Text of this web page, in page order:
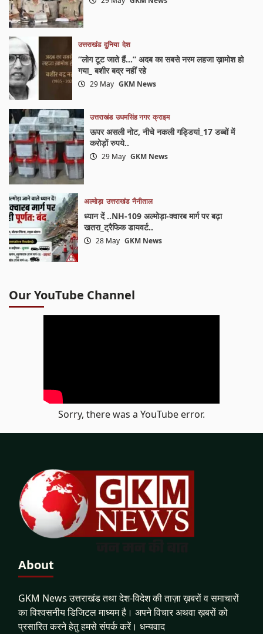
उत्तराखंड दुनिया देश
“लोग टूट जाते हैं…” अदब का सबसे नरम लहजा ख़ामोश हो
गया_ बशीर बद्र नहीं रहे
29 May GKM News
उत्तराखंड उधमसिंह नगर क्राइम
ऊपर असली नोट, नीचे नकली गड्डियां_17 डब्बों में
करोड़ों रुपये..
29 May GKM News
अल्मोड़ा उत्तराखंड नैनीताल
ध्यान दें ..NH-109 अल्मोड़ा-क्वारब मार्ग पर बढ़ा
खतरा_ट्रैफिक डायवर्ट..
28 May GKM News
Our YouTube Channel
Sorry, there was a YouTube error.
About
GKM News उत्तराखंड तथा देश-विदेश की ताज़ा ख़बरों व समाचारों
का विश्वसनीय डिजिटल माध्यम है। अपने विचार अथवा ख़बरों को
प्रसारित करने हेतु हमसे संपर्क करें। धन्यवाद